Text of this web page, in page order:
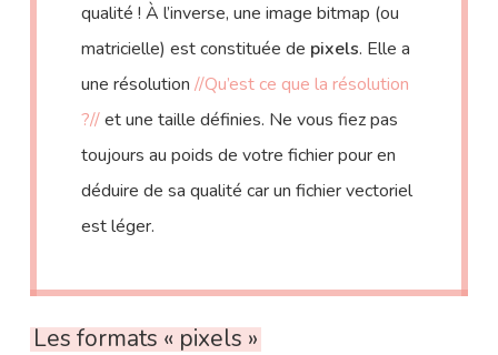
qualité ! À l’inverse, une image bitmap (ou
matricielle) est constituée de pixels. Elle a
une résolution//Qu’est ce que la résolution
?//et une taille définies. Ne vous fiez pas
toujours au poids de votre fichier pour en
déduire de sa qualité car un fichier vectoriel
est léger.
Les formats « pixels »